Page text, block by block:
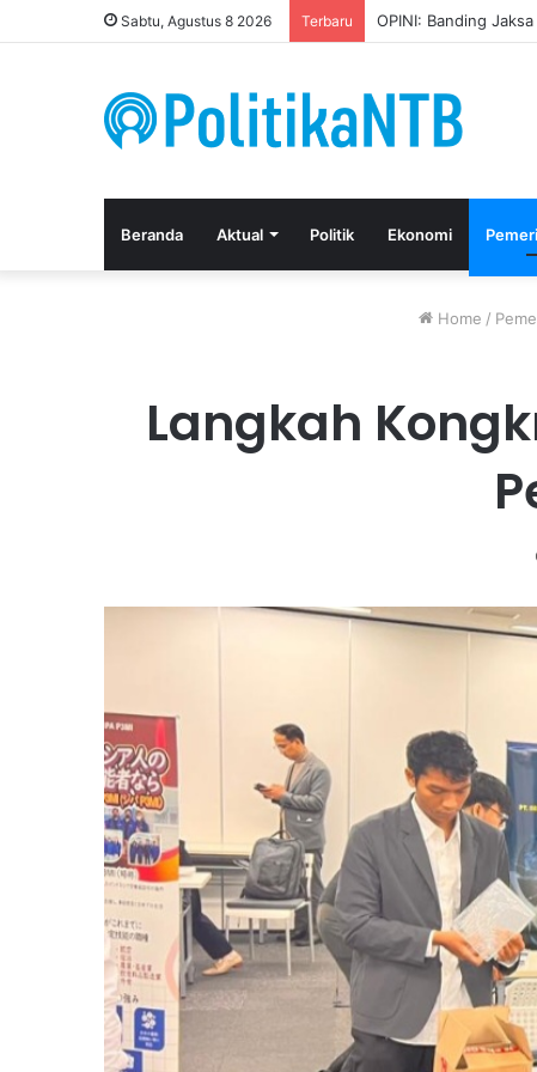
Sabtu, Agustus 8 2026 Terbaru Kuasa Hukum
Beranda Aktual Politik Ekonomi
Home /
Langkah